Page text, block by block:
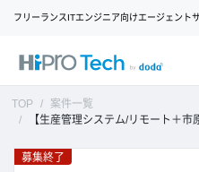
フリーランスITエンジニア向けエージェント
TOP
案件一覧
【生産管理システム/リモート＋市原
募集終了